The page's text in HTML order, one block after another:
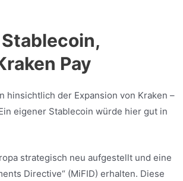
Pay
hinsichtlich der Expansion von Kraken –
eigener Stablecoin würde hier gut in
strategisch neu aufgestellt und eine
Directive“ (MiFID) erhalten. Diese